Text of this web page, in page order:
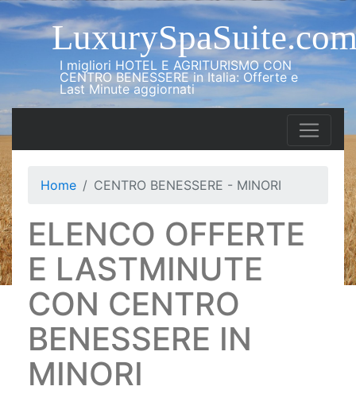
I migliori HOTEL E AGRITURISMO CON
CENTRO BENESSERE in Italia: Offerte e
Last Minute aggiornati
Home CENTRO BENESSERE - MINORI
ELENCO OFFERTE
E LASTMINUTE
CON CENTRO
BENESSERE IN
MINORI